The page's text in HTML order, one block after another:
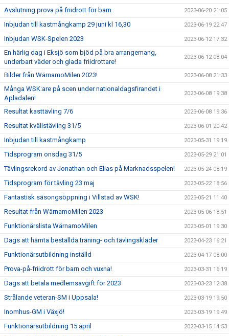
Avslutning prova på friidrott för barn 2023-06-20 21:05
Inbjudan till kastmångkamp 29 juni kl 16,30 2023-06-19 22:47
Inbjudan WSK-Spelen 2023 2023-06-12 17:32
En härlig dag i Eksjö som bjöd på bra arrangemang,
underbart väder och glada friidrottare!
2023-06-12 08:04
Bilder från WärnamoMilen 2023! 2023-06-08 21:33
Många WSK:are på scen under nationaldagsfirandet i
Apladalen!
2023-06-08 19:38
Resultat kasttävling 7/6 2023-06-08 19:36
Resultat kvällstävling 31/5 2023-06-01 20:42
Inbjudan till kastmångkamp 2023-05-31 19:19
Tidsprogram onsdag 31/5 2023-05-29 21:01
Tävlingsrekord av Jonathan och Elias på Marknadsspelen! 2023-05-24 08:19
Tidsprogram för tävling 23 maj 2023-05-22 18:56
Fantastisk säsongsöppning i Villstad av WSK! 2023-05-21 11:40
Resultat från WärnamoMilen 2023 2023-05-06 18:51
Funktionärslista WärnamoMilen 2023-05-01 19:30
Dags att hämta beställda träning- och tävlingskläder 2023-04-23 16:21
Funktionärsutbildning inställd 2023-04-17 08:00
Prova-på-friidrott för barn och vuxna! 2023-03-31 16:19
Dags att betala medlemsavgift för 2023 2023-03-23 12:38
Strålande veteran-SM i Uppsala! 2023-03-19 19:50
Inomhus-GM i Växjö! 2023-03-19 19:49
Funktionärsutbildning 15 april 2023-03-15 14:53